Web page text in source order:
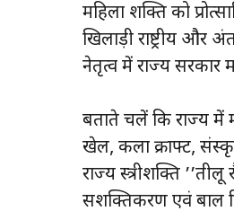
महिला शक्ति को
खिलाड़ी राष्ट्रीय और
नेतृत्व में राज्य
बताते चलें कि राज्य में
खेल, कला क्राफ्ट,
राज्य स्त्रीशक्ति
सशक्तिकरण एवं बाल